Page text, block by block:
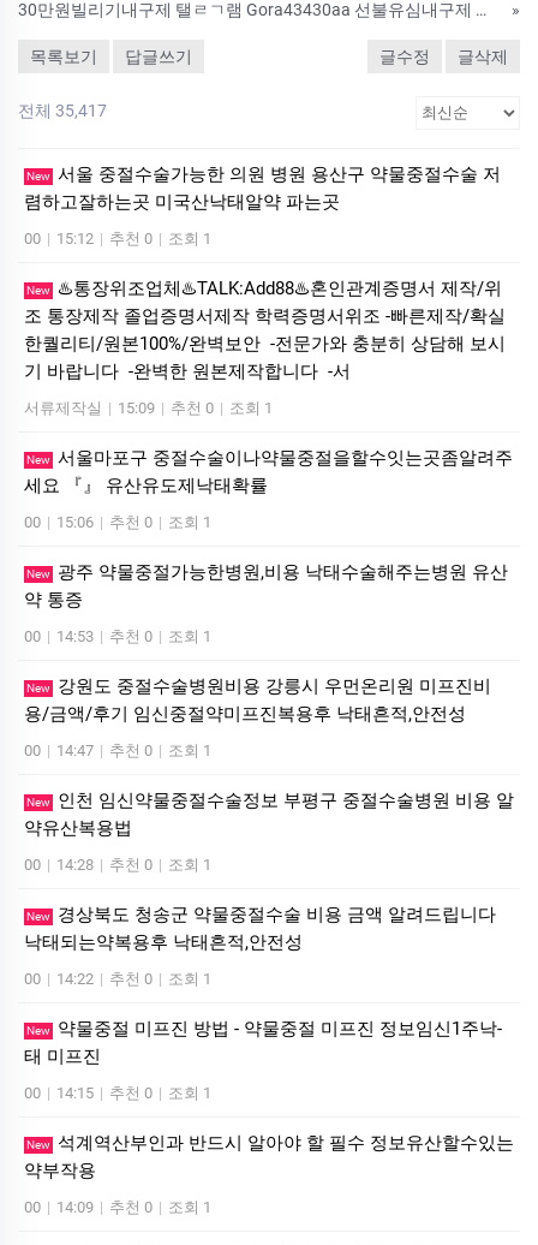
30만원빌리기내구제 탤ㄹㄱ램 Gora43430aa 선불유심내구제 고라통신 연체자소액급전대출 선불폰유심팝니다 양산시직장인긴급생계비지원소액대출 OFW »
목록보기 답글쓰기 글수정 글삭제
전체 35,417
New 서울 중절수술가능한 의원 병원 용산구 약물중절수술 저
렴하고잘하는곳 미국산낙­태알약 파는곳
00 | 15:12 | 추천 0 | 조회 1
New
♨️통장위조업체♨️TALK:Add88♨️혼인관계증명서 제작/위
조 통장제작 졸업증명서제작 학력증명서위조 -빠른제작/확실
한퀄리티/원본100%/완벽보안 -전문가와 충분히 상담해 보시
기 바랍니다 -완벽한 원본제작합니다 -서
서류제작실 | 15:09 | 추천 0 | 조회 1
New 서울마포구 중절수술이나약물중절을할수잇는곳좀알려주
세요 『』 유산유도제낙태확률
00 | 15:06 | 추천 0 | 조회 1
New
광주 약물중절가능한병원,비용 낙태수술해주는병원 유산
약 통증
00 | 14:53 | 추천 0 | 조회 1
New
강원도 중절수술병원비용 강릉시 우먼온리원 미프진비
용/금액/후기 임신중절약미프진복용후 낙태흔적,안전성
00 | 14:47 | 추천 0 | 조회 1
New
인천 임신약물중절수술정보 부평구 중절수술병원 비용 알
약유산복용법
00 | 14:28 | 추천 0 | 조회 1
New
경상북도 청송군 약물중절수술 비용 금액 알려드립니다
낙태되는약복용후 낙태흔적,안전성
00 | 14:22 | 추천 0 | 조회 1
New
약물중절 미프진 방법 - 약물중절 미프진 정보임신1주낙­
태 미­프진
00 | 14:15 | 추천 0 | 조회 1
New
석계역산부인과 반드시 알아야 할 필수 정보유산할수있는
약부작용
00 | 14:09 | 추천 0 | 조회 1